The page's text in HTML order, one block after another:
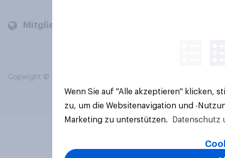
Mitglieder und Kunden
Copyright © 2026 YouGov PLC. Alle Rechte vorbehalten.
Wenn Sie auf "Alle akzeptieren" klicken,
zu, um die Websitenavigation und -
Marketing zu unterstützen.
Datenschutz